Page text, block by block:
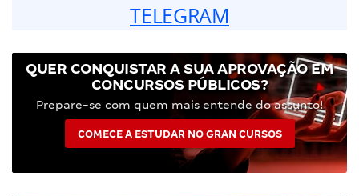
TELEGRAM
QUER CONQUISTAR A SUA APROVAÇÃO EM
CONCURSOS PÚBLICOS?
Prepare-se com quem mais entende do assunto!
COMECE A ESTUDAR NO GRAN CURSOS